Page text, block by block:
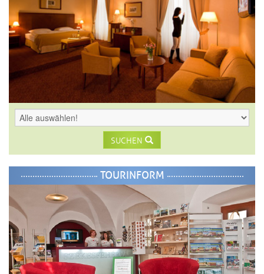
SUCHEN
TOURINFORM